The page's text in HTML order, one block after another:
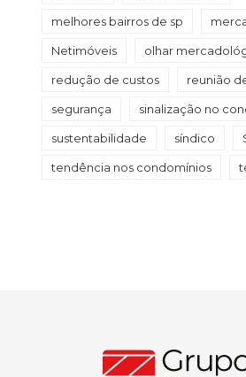
melhores bairros de sp
Netimóveis olhar
redução de custos reunião
segurança sinalização no
sustentabilidade síndico
tendência nos condomínios